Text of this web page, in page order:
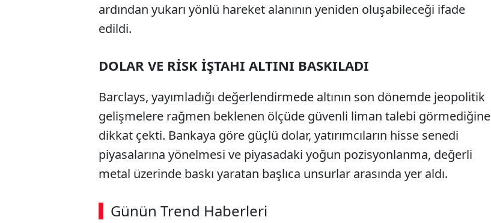
ardından yukarı yönlü hareket alanının yeniden oluşabileceği ifade
edildi.
DOLAR VE RİSK İŞTAHI ALTINI BASKILADI
Barclays, yayımladığı değerlendirmede altının son dönemde jeopolitik
gelişmelere rağmen beklenen ölçüde güvenli liman talebi görmediğine
dikkat çekti. Bankaya göre güçlü dolar, yatırımcıların hisse senedi
piyasalarına yönelmesi ve piyasadaki yoğun pozisyonlanma, değerli
metal üzerinde baskı yaratan başlıca unsurlar arasında yer aldı.
Günün Trend Haberleri
00:02 / 08:06